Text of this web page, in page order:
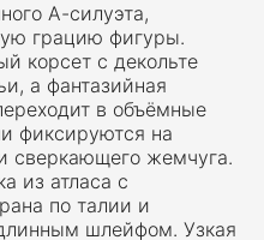
А-силуэта,
грацию фигуры.
корсет с декольте
а фантазийная
в объёмные
фиксируются на
сверкающего жемчуга.
из атласа с
по талии и
шлейфом. Узкая